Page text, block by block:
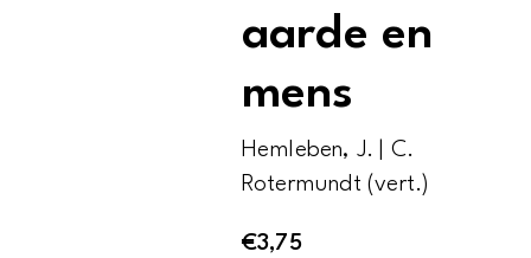
aarde en
mens
Hemleben, J. | C.
Rotermundt (vert.)
€3,75